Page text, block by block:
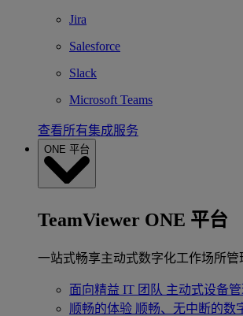
Jira
Salesforce
Slack
Microsoft Teams
查看所有集成服务
ONE 平台
TeamViewer ONE 平台
一站式畅享主动式数字化工作场所管
面向精益 IT 团队 主动式设备
顺畅的体验 顺畅、无中断的数